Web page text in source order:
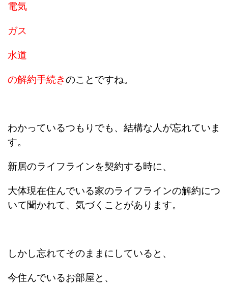
電気
ガス
水道
の解約手続きのことですね。
わかっているつもりでも、結構な人が忘れていま
す。
新居のライフラインを契約する時に、
大体現在住んでいる家のライフラインの解約につ
いて聞かれて、気づくことがあります。
しかし忘れてそのままにしていると、
今住んでいるお部屋と、